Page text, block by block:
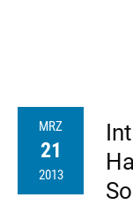
MRZ
21
2013